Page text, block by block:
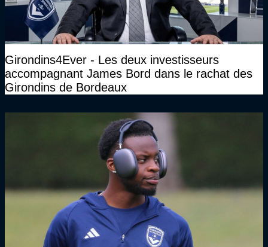
Girondins4Ever - Les deux investisseurs
accompagnant James Bord dans le rachat des
Girondins de Bordeaux